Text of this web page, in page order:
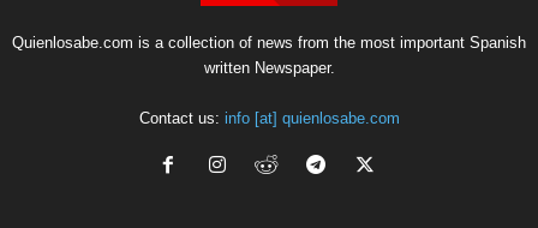
Quienlosabe.com is a collection of news from the most important Spanish
written Newspaper.
Contact us: info [at] quienlosabe.com